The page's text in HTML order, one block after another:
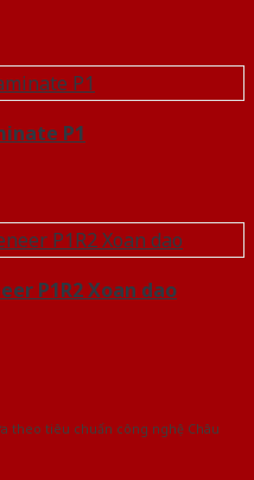
P1
P1R2 Xoan dao
theo tiêu chuẩn công nghệ Châu